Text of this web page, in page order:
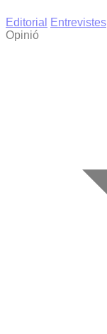
Editorial
Entrevistes
Opinió